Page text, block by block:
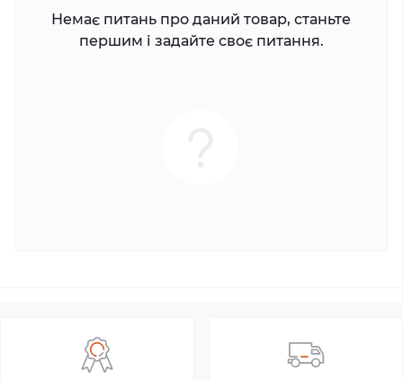
Немає питань про даний товар, станьте
першим і задайте своє питання.